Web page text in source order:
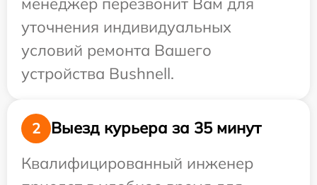
уточнения индивидуальных
условий ремонта Вашего
устройства Bushnell.
2
Выезд курьера за 35 минут
Квалифицированный инженер